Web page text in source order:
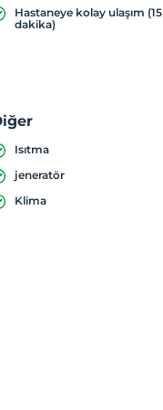
Hastaneye kolay ulaşım (15
dakika)
Isıtma
jeneratör
Klima